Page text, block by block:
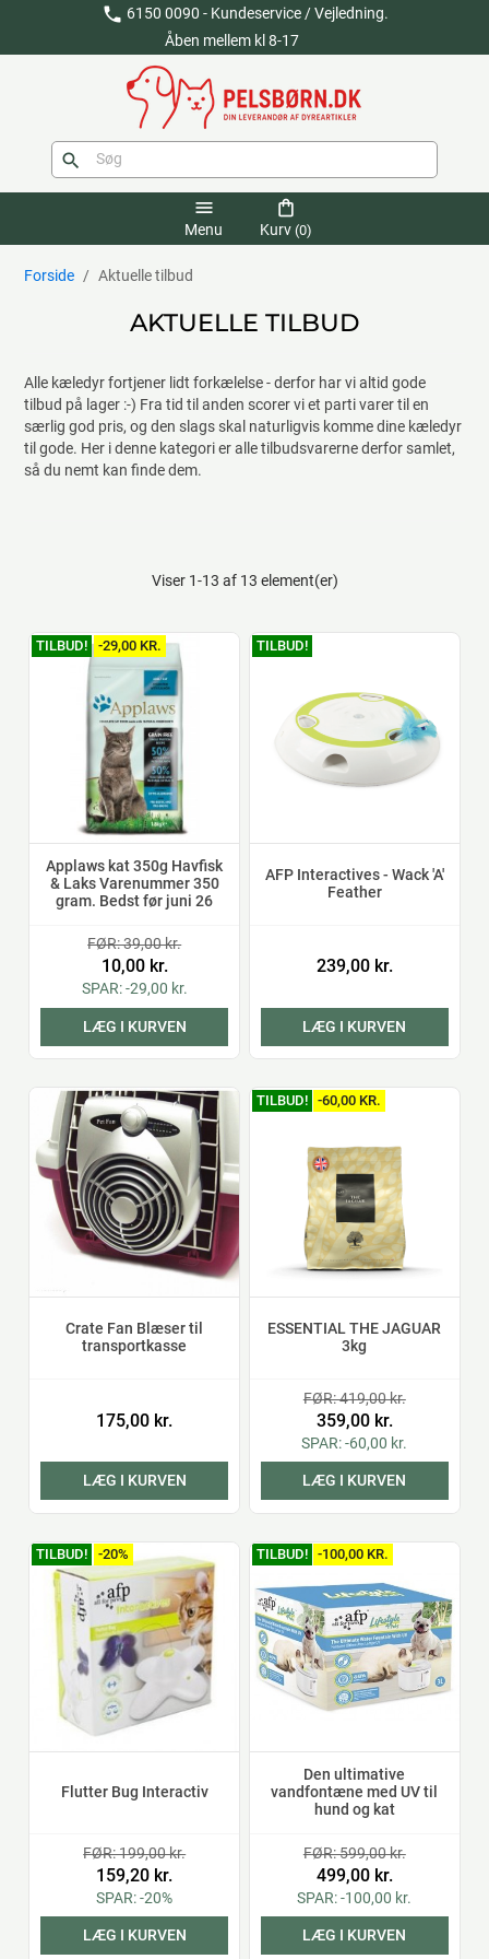
phone 6150 0090 - Kundeservice / Vejledning.
Åben mellem kl 8-17
search
menu
Menu
shopping_bag
Kurv (0)
Forside Aktuelle tilbud
AKTUELLE TILBUD
Alle kæledyr fortjener lidt forkælelse - derfor har vi altid gode
tilbud på lager :-) Fra tid til anden scorer vi et parti varer til en
særlig god pris, og den slags skal naturligvis komme dine kæledyr
til gode. Her i denne kategori er alle tilbudsvarerne derfor samlet,
så du nemt kan finde dem.
Viser 1-13 af 13 element(er)
Applaws kat 350g Havfisk
& Laks Varenummer 350
gram. Bedst før juni 26
FØR: 39,00 kr.
10,00 kr.
SPAR: -29,00 kr.
LÆG I KURVEN
TILBUD! -29,00 KR.
AFP Interactives - Wack 'A'
Feather
239,00 kr.
LÆG I KURVEN
TILBUD!
Crate Fan Blæser til
transportkasse
175,00 kr.
LÆG I KURVEN
ESSENTIAL THE JAGUAR
3kg
FØR: 419,00 kr.
359,00 kr.
SPAR: -60,00 kr.
LÆG I KURVEN
TILBUD! -60,00 KR.
Flutter Bug Interactiv
FØR: 199,00 kr.
159,20 kr.
SPAR: -20%
LÆG I KURVEN
TILBUD! -20%
Den ultimative
vandfontæne med UV til
hund og kat
FØR: 599,00 kr.
499,00 kr.
SPAR: -100,00 kr.
LÆG I KURVEN
TILBUD! -100,00 KR.